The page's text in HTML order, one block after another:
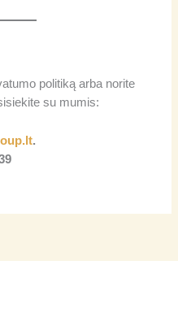
politiką arba norite
su mumis:
.